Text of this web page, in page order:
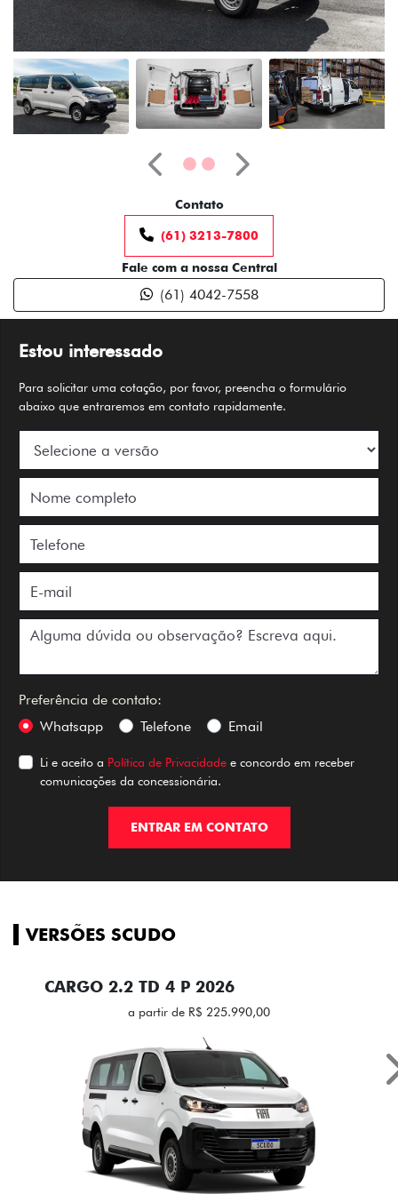
Estou interessado
Para solicitar uma cotação, por favor, preencha o formulário
abaixo que entraremos em contato rapidamente.
Preferência de contato:
Whatsapp
Telefone Email
Li e aceito a Política de Privacidade e concordo em receber
comunicações da concessionária.
ENTRAR EM CONTATO
Anterior Próximo
Contato
(61) 3213-7800
Fale com a nossa Central
(61) 4042-7558
VERSÕES SCUDO
CARGO 2.2 TD 4 P 2026
a partir de R$ 225.990,00